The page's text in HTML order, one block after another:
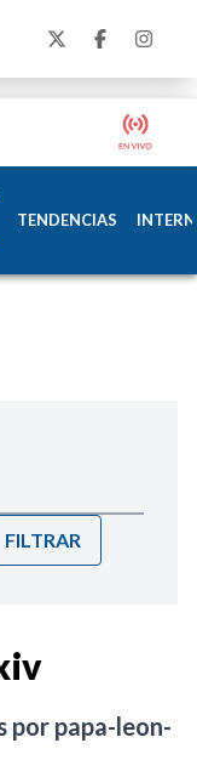
TENDENCIAS
FILTRAR
por papa-leon-